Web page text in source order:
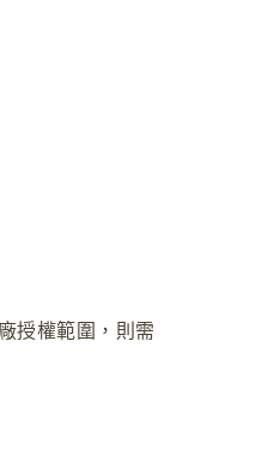
授權範圍，則需